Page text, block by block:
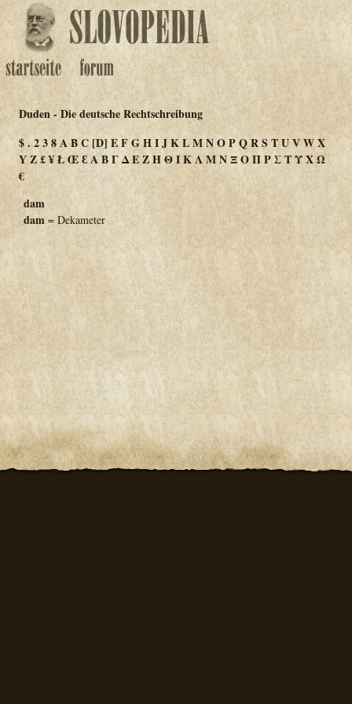
Duden - Die deutsche Rechtschreibung
$.238ABC [D] EFGHIJKLMNOPQRS TUVWX
YZ£¥ŁŒƐΑΒΓΔΕΖΗΘΙΚΛΜΝΞΟΠΡΣΤΥΧΩ
€
dam
dam = Dekameter